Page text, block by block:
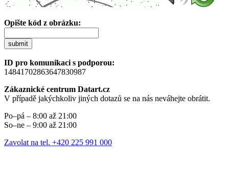
Opište kód z obrázku:
submit
ID pro komunikaci s podporou:
14841702863647830987
Zákaznické centrum Datart.cz
V případě jakýchkoliv jiných dotazů se na nás neváhejte obrátit.
Po–pá – 8:00 až 21:00
So–ne – 9:00 až 21:00
Zavolat na tel. +420 225 991 000